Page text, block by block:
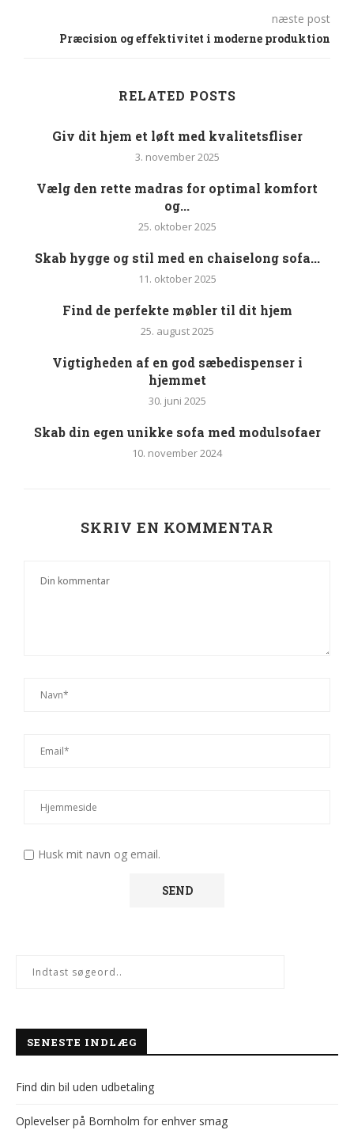
næste post
Præcision og effektivitet i moderne produktion
RELATED POSTS
Giv dit hjem et løft med kvalitetsfliser
3. november 2025
Vælg den rette madras for optimal komfort
og...
25. oktober 2025
Skab hygge og stil med en chaiselong sofa...
11. oktober 2025
Find de perfekte møbler til dit hjem
25. august 2025
Vigtigheden af en god sæbedispenser i
hjemmet
30. juni 2025
Skab din egen unikke sofa med modulsofaer
10. november 2024
SKRIV EN KOMMENTAR
Husk mit navn og email.
SENESTE INDLÆG
Find din bil uden udbetaling
Oplevelser på Bornholm for enhver smag